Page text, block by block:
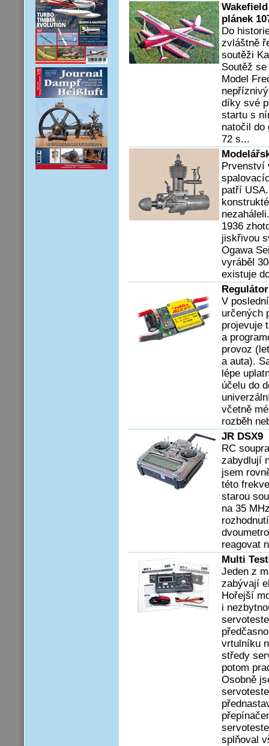
plánek
Do
zvláštně
soutěži
Soutěž
Model
díky své
startu s
natočil do
72 s...
Prvenství
patří
1936
jiskřivou
Ogawa
vy­ráběl
existuje
V
určených
projevuje
a
provoz
a auta).
lépe
účelu do
včetně
rozběh
JR DSX9
RC
zabydlují
jsem
této
starou
na 35
reagovat
Multi
Jeden z
zabývají
Hořejší
i
vrtulníku
středy
potom
Osobně
splňoval